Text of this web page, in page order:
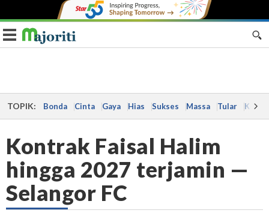
Toggle navigation
TOPIK: Bonda Cinta Gaya Hias Sukses Massa Tular Kes
Kontrak Faisal Halim
hingga 2027 terjamin —
Selangor FC